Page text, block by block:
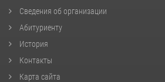
Сведения об организации
Абитуриенту
История
Контакты
Карта сайта